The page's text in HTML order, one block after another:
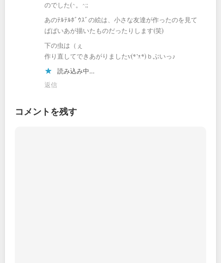
のでした(^。^;;
あのﾃﾙﾃﾙﾎﾞｳｽﾞの絵は、小さな友達が作ったのを見て
ぱぱいあが描いたものだったりします(笑)
下の虫は（ぇ
作り直してできあがりましたv(*’-^*)ｂぶいっ♪
読み込み中…
返信
コメントを残す